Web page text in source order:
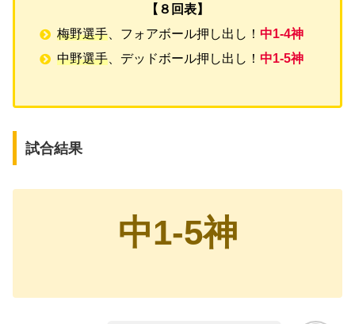
【８回表】
梅野選手 、フォアボール押し出し！中1-4神
中野選手 、デッドボール押し出し！中1-5神
試合結果
中1-5神